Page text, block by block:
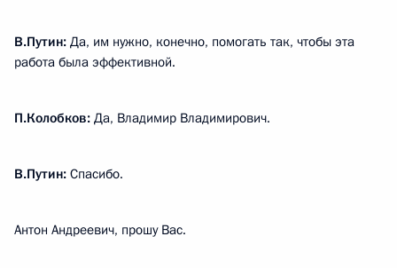
В.Путин: Да, им нужно, конечно, помогать так, чтобы эта
работа была эффективной.
П.Колобков: Да, Владимир Владимирович.
В.Путин: Спасибо.
Антон Андреевич, прошу Вас.